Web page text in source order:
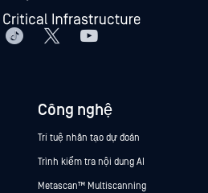
Công nghệ
Trí tuệ nhân tạo dự đoán
Trình kiểm tra nội dung AI
Metascan™ Multiscanning